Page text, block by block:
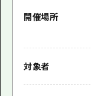
開催場所
対象者